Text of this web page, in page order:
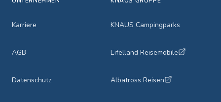
Karriere
AGB
Datenschutz
KNAUS Campingparks
Eifelland Reisemobile
Albatross Reisen